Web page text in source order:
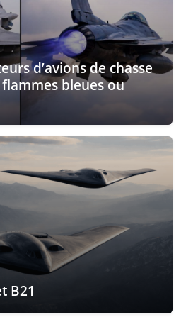
d’avions de chasse
bleues ou
B21